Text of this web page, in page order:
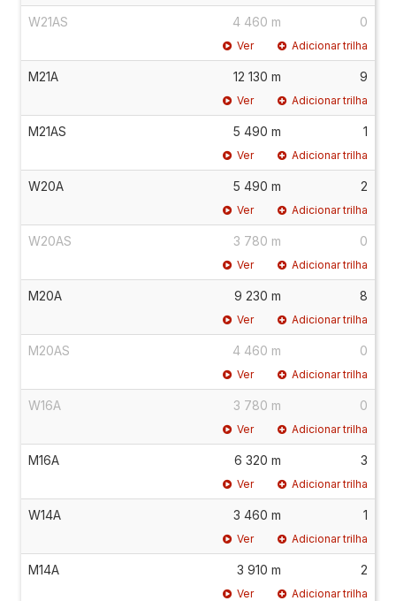
W21AS 4 460 m 0
Ver Adicionar trilha
M21A 12 130 m 9
Ver Adicionar trilha
M21AS 5 490 m 1
Ver Adicionar trilha
W20A 5 490 m 2
Ver Adicionar trilha
W20AS 3 780 m 0
Ver Adicionar trilha
M20A 9 230 m 8
Ver Adicionar trilha
M20AS 4 460 m 0
Ver Adicionar trilha
W16A 3 780 m 0
Ver Adicionar trilha
M16A 6 320 m 3
Ver Adicionar trilha
W14A 3 460 m 1
Ver Adicionar trilha
M14A 3 910 m 2
Ver Adicionar trilha